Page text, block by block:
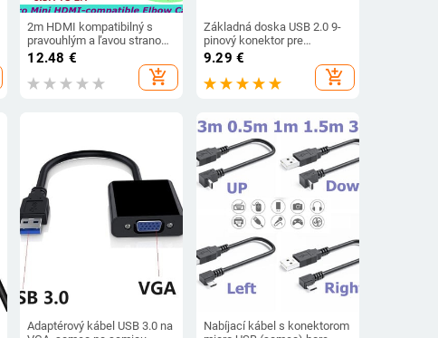
2m HDMI kompatibilný s
pravouhlým a ľavou stranou
Mini HDMI a HDMI a Micro
elastický pružinový ohybný
kábel V1.4 pre digitálne
12.48 €
add_shopping_cart
Základná doska USB 2.0 9-
pinový konektor pre
rozbočovač rozhrania 1 až
2/4, adaptér predlžovacieho
kábla, 9-pinový konektor pre
9.29 €
add_shopping_cart
Adaptérový kábel USB 3.0 na
Nabíjací kábel s konektorom